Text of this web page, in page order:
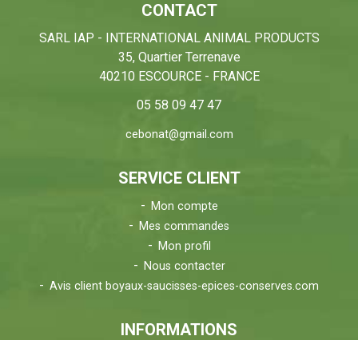
CONTACT
SARL IAP - INTERNATIONAL ANIMAL PRODUCTS
35, Quartier Terrenave
40210 ESCOURCE - FRANCE
05 58 09 47 47
cebonat@gmail.com
SERVICE CLIENT
Mon compte
Mes commandes
Mon profil
Nous contacter
Avis client boyaux-saucisses-epices-conserves.com
INFORMATIONS